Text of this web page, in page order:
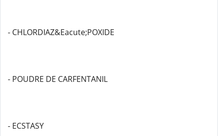
- CHLORDIAZ&Eacute;POXIDE
- POUDRE DE CARFENTANIL
- ECSTASY